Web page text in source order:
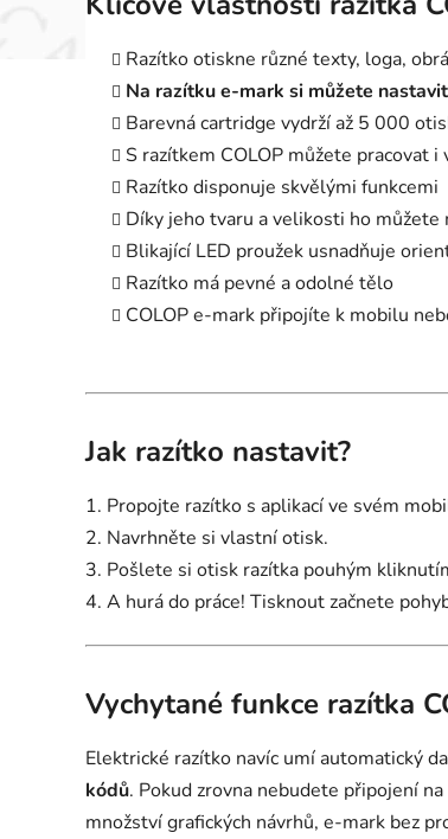
Razítko otiskne různé texty, loga,
Na razítku e-mark si můžete
Barevná cartridge vydrží až 5 000
S razítkem COLOP můžete pracovat
Razítko disponuje skvělými funkcemi
Díky jeho tvaru a velikosti ho můžete
Blikající LED proužek usnadňuje
Razítko má pevné a odolné tělo
COLOP e-mark připojíte k mobilu
Jak razítko nastavit?
1. Propojte razítko s aplikací ve svém
2. Navrhněte si vlastní otisk.
3. Pošlete si otisk razítka pouhým
4. A hurá do práce! Tisknout začnete
Vychytané funkce razítka
Elektrické razítko navíc umí automatický
kódů. Pokud zrovna nebudete připojení
množství grafických návrhů, e-mark bez